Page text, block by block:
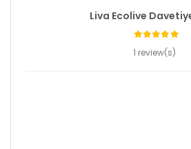
Liva Ecolive
1 review(s)